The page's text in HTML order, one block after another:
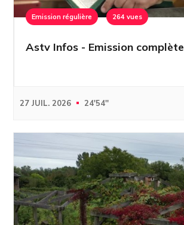
Emission régulière 264 vues
Astv Infos - Emission complète
27 JUIL. 2026 24'54''